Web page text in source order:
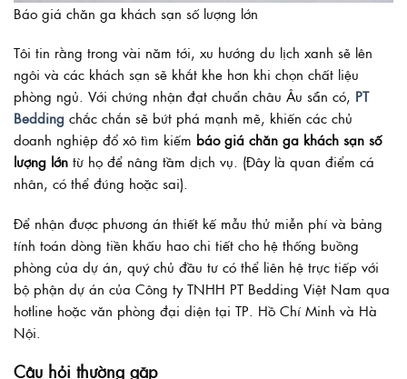
Báo giá chăn ga khách sạn số lượng lớn
Tôi tin rằng trong vài năm tới, xu hướng du lịch xanh sẽ lên
ngôi và các khách sạn sẽ khắt khe hơn khi chọn chất liệu
phòng ngủ. Với chứng nhận đạt chuẩn châu Âu sẵn có, PT
Bedding chắc chắn sẽ bứt phá mạnh mẽ, khiến các chủ
doanh nghiệp đổ xô tìm kiếm báo giá chăn ga khách sạn số
lượng lớn từ họ để nâng tầm dịch vụ. (Đây là quan điểm cá
nhân, có thể đúng hoặc sai).
Để nhận được phương án thiết kế mẫu thử miễn phí và bảng
tính toán dòng tiền khấu hao chi tiết cho hệ thống buồng
phòng của dự án, quý chủ đầu tư có thể liên hệ trực tiếp với
bộ phận dự án của Công ty TNHH PT Bedding Việt Nam qua
hotline hoặc văn phòng đại diện tại TP. Hồ Chí Minh và Hà
Nội.
Câu hỏi thường gặp